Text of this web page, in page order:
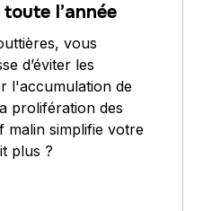
l’année
vous
d’éviter les
l'accumulation de
prolifération des
malin simplifie votre
plus ?